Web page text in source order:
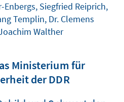
Siegfried Reiprich,
Templin, Dr. Clemens
Walther
Ministerium für
der DDR